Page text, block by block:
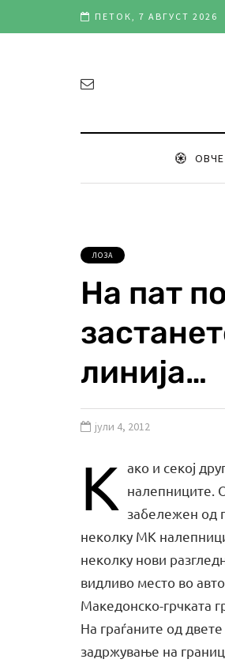
ПЕТОК, 7 АВГУСТ 2026
Илинден 2021
ЛОЗА
На пат
линија…
јули 4, 2012
К ако и секој
налепниците.
забележен од
неколку МК
неколку нови
видливо место во
Македонско-грчката
На граѓаните од
задржување на